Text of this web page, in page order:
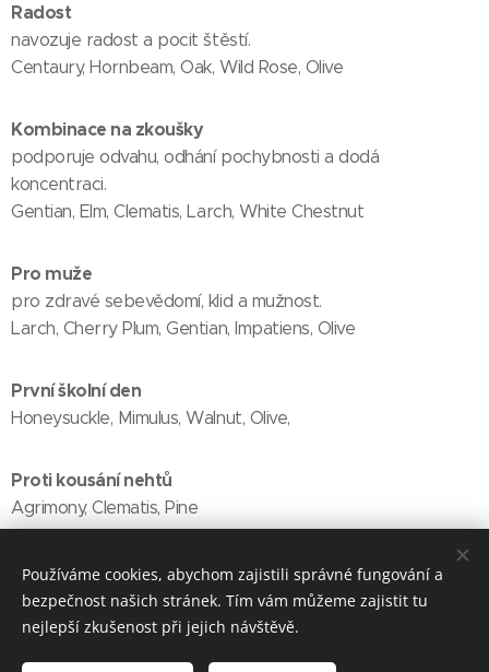
Radost
navozuje radost a pocit štěstí.
Centaury, Hornbeam, Oak, Wild Rose, Olive
Kombinace na zkoušky
podporuje odvahu, odhání pochybnosti a dodá
koncentraci.
Gentian, Elm, Clematis, Larch, White Chestnut
Pro muže
pro zdravé sebevědomí, klid a mužnost.
Larch, Cherry Plum, Gentian, Impatiens, Olive
První školní den
Honeysuckle, Mimulus, Walnut, Olive,
Proti kousání nehtů
Agrimony, Clematis, Pine
Cestovní potíže
Sclerathus, Krizová esence
Používáme cookies, abychom zajistili správné fungování a
bezpečnost našich stránek. Tím vám můžeme zajistit tu
nejlepší zkušenost při jejich návštěvě.